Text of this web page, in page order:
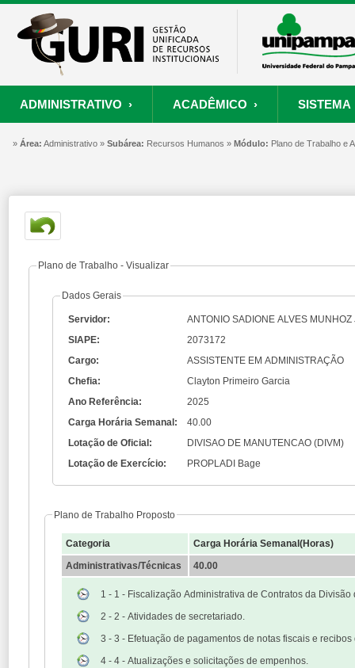
ADMINISTRATIVO ›
ORÇAMENTO E FINANÇAS RECURSOS HUMANOS PROCESSOS
Convênios
Consultar Convênios
ACADÊMICO ›
PROCESSO SELETIVO PROJETOS
Processo Seletivo
Nova Inscrição
Portal do Candidato
Autenticar Documento
SISTEMA
SISTEMA
Painel de Suporte
Resgatar Senha
» Área: Administrativo » Subárea: Recursos Humanos » Módulo: Plano de Trabalho e
Plano de Trabalho - Visualizar
Dados Gerais
Servidor:
ANTONIO SADIONE ALVES MUNHOZ
SIAPE:
2073172
Cargo:
ASSISTENTE EM ADMINISTRAÇÃO
Chefia:
Clayton Primeiro Garcia
Ano Referência:
2025
Carga Horária Semanal:
40.00
Lotação de Oficial:
DIVISAO DE MANUTENCAO (DIVM)
Lotação de Exercício:
PROPLADI Bage
Plano de Trabalho Proposto
Categoria
Carga Horária Semanal(Horas)
Administrativas/Técnicas
40.00
1 - 1 - Fiscalização Administrativa de Contratos da Divisão
2 - 2 - Atividades de secretariado.
3 - 3 - Efetuação de pagamentos de notas fiscais e recibos
4 - 4 - Atualizações e solicitações de empenhos.